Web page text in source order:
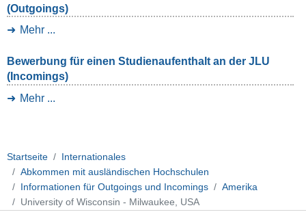
(Outgoings)
Mehr ...
Bewerbung für einen Studienaufenthalt an der JLU
(Incomings)
Mehr ...
Startseite
Internationales
Abkommen mit ausländischen Hochschulen
Informationen für Outgoings und Incomings
Amerika
University of Wisconsin - Milwaukee, USA